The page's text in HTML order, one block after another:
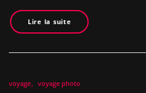
Lire la suite
voyage voyage photo